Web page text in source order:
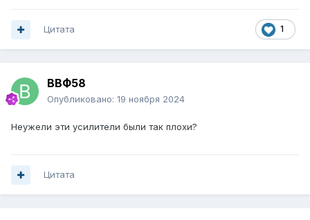
1
Цитата
ВВФ58
Опубликовано: 19 ноября 2024
Неужели эти усилители были так плохи?
Цитата